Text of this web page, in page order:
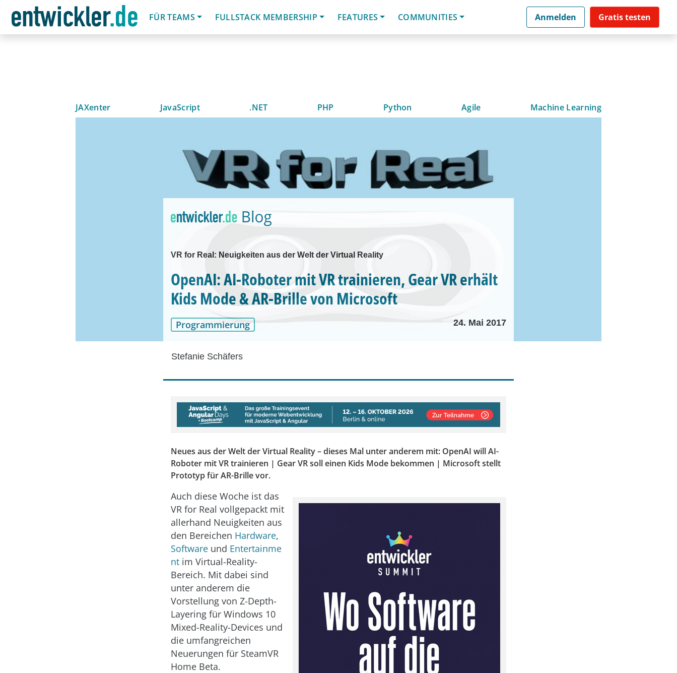
FÜR TEAMS
FULLSTACK MEMBERSHIP FEATURES COMMUNITIES Anmelden Gratis testen
JAXenter JavaScript .NET PHP Python Agile Machine Learning
VR for Real: Neuigkeiten aus der Welt der Virtual Reality
OpenAI: AI-Roboter mit VR trainieren, Gear VR erhält
Kids Mode & AR-Brille von Microsoft
Programmierung 24. Mai 2017
Stefanie Schäfers
Neues aus der Welt der Virtual Reality – dieses Mal unter anderem mit: OpenAI will AI-
Roboter mit VR trainieren | Gear VR soll einen Kids Mode bekommen | Microsoft stellt
Prototyp für AR-Brille vor.
Auch diese Woche ist das
VR for Real vollgepackt mit
allerhand Neuigkeiten aus
den Bereichen Hardware,
Software und Entertainme
nt im Virtual-Reality-
Bereich. Mit dabei sind
unter anderem die
Vorstellung von Z-Depth-
Layering für Windows 10
Mixed-Reality-Devices und
die umfangreichen
Neuerungen für SteamVR
Home Beta.